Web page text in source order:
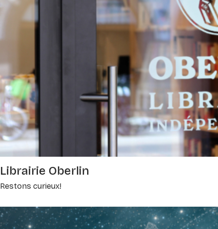
Librairie Oberlin
Restons curieux!